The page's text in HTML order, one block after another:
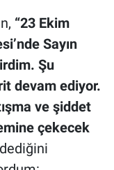
“23 Ekim
Sayın
Şu
devam ediyor.
ve şiddet
çekecek